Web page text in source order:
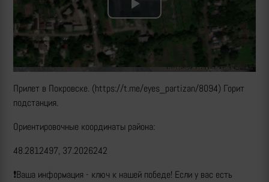
Play
Video
Прилет в Покровске. (https://t.me/eyes_partizan/8094) Горит
подстанция.
Ориентировочные координаты района:
48.2812497, 37.2026242
❗️Ваша информация - ключ к нашей победе! Если у вас есть